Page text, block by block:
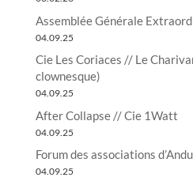
Assemblée Générale
04.09.25
Cie Les Coriaces // Le
clownesque)
04.09.25
After Collapse // Cie 1Watt
04.09.25
Forum des associations
04.09.25